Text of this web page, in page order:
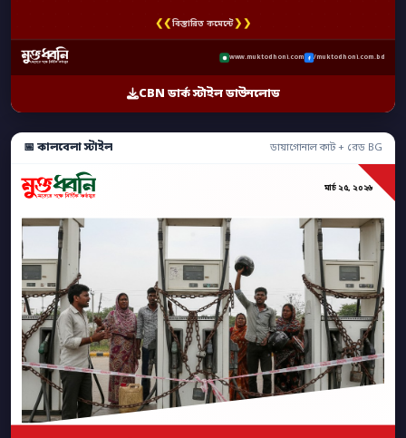
❮❮বিস্তারিত কমেন্টে❯❯
www.muktodhoni.com /muktodhoni.com.bd
CBN ডার্ক স্টাইল ডাউনলোড
📅 কালবেলা স্টাইল ডায়াগোনাল কাট + রেড BG
মার্চ ২৫, ২০২৬